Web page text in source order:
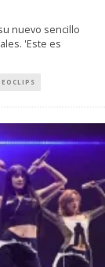
nuevo sencillo
'Este es